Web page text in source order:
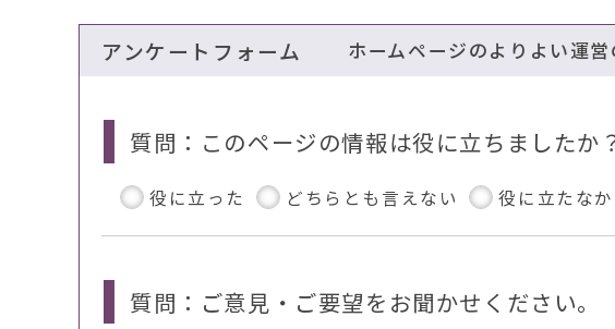
アンケートフォーム ホームページのよりよい運
質問：このページの情報は役に立ちましたか
役に立った どちらとも言えない 役に立たな
質問：ご意見・ご要望をお聞かせください。